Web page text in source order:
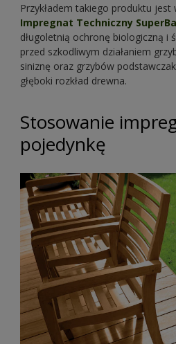
Przykładem takiego produktu jest
Impregnat Techniczny
długoletnią ochronę biologiczną i
przed szkodliwym działaniem
siniznę oraz grzybów
głęboki rozkład drewna.
Stosowanie
pojedynkę